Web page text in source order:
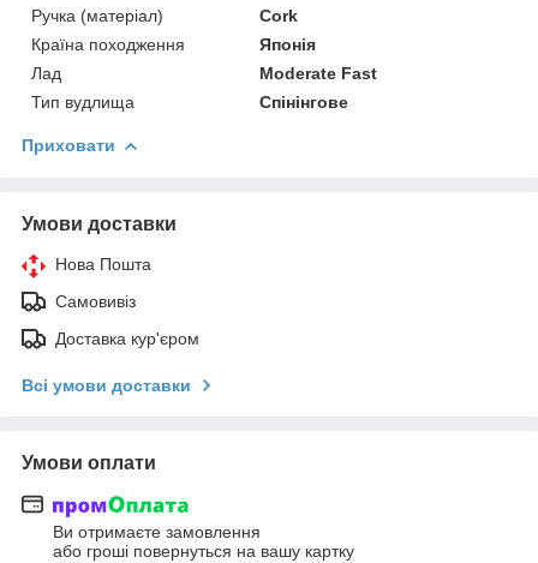
Ручка (матеріал)
Cork
Країна походження
Японія
Лад
Moderate Fast
Тип вудлища
Спінінгове
Приховати
Умови доставки
Нова Пошта
Самовивіз
Доставка кур'єром
Всі умови доставки
Умови оплати
Ви отримаєте замовлення
або гроші повернуться на вашу картку